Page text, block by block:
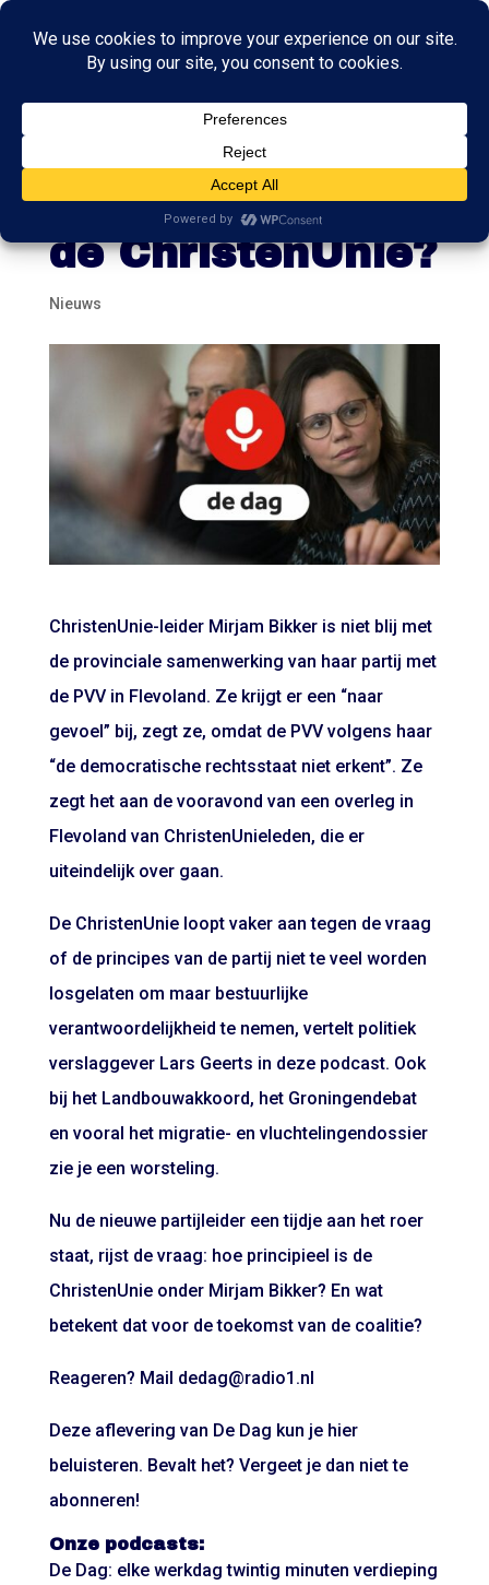
Podcast De Dag:
hoe principieel is
de ChristenUnie?
Nieuws
ChristenUnie-leider Mirjam Bikker is niet blij met
de provinciale samenwerking van haar partij met
de PVV in Flevoland. Ze krijgt er een “naar
gevoel” bij, zegt ze, omdat de PVV volgens haar
“de democratische rechtsstaat niet erkent”. Ze
zegt het aan de vooravond van een overleg in
Flevoland van ChristenUnieleden, die er
uiteindelijk over gaan.
De ChristenUnie loopt vaker aan tegen de vraag
of de principes van de partij niet te veel worden
losgelaten om maar bestuurlijke
verantwoordelijkheid te nemen, vertelt politiek
verslaggever Lars Geerts in deze podcast. Ook
bij het Landbouwakkoord, het Groningendebat
en vooral het migratie- en vluchtelingendossier
zie je een worsteling.
Nu de nieuwe partijleider een tijdje aan het roer
staat, rijst de vraag: hoe principieel is de
ChristenUnie onder Mirjam Bikker? En wat
betekent dat voor de toekomst van de coalitie?
Reageren? Mail dedag@radio1.nl
Deze aflevering van De Dag kun je hier
beluisteren. Bevalt het? Vergeet je dan niet te
abonneren!
Onze podcasts:
De Dag: elke werkdag twintig minuten verdieping